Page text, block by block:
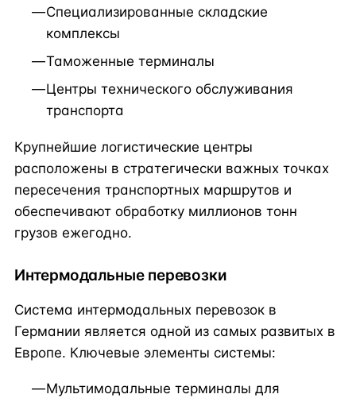
Специализированные складские
комплексы
Таможенные терминалы
Центры технического обслуживания
транспорта
Крупнейшие логистические центры
расположены в стратегически важных точках
пересечения транспортных маршрутов и
обеспечивают обработку миллионов тонн
грузов ежегодно.
Интермодальные перевозки
Система интермодальных перевозок в
Германии является одной из самых развитых в
Европе. Ключевые элементы системы:
Мультимодальные терминалы для